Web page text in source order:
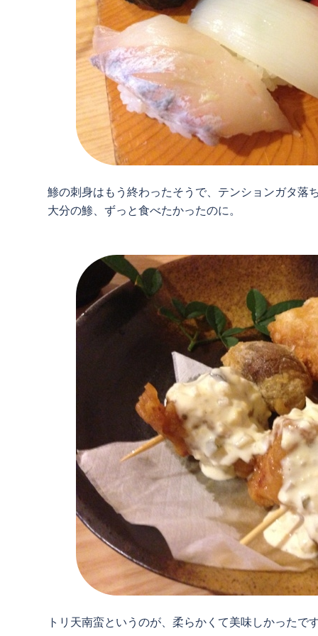
鯵の刺身はもう終わったそうで、テンションガタ落
大分の鯵、ずっと食べたかったのに。
トリ天南蛮というのが、柔らかくて美味しかったで